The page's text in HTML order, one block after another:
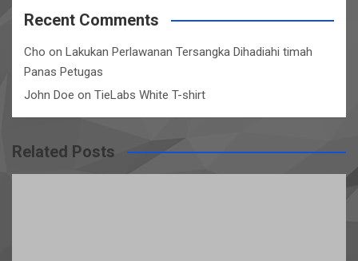
Recent Comments
Cho on Lakukan Perlawanan Tersangka Dihadiahi timah
Panas Petugas
John Doe on TieLabs White T-shirt
Related Posts